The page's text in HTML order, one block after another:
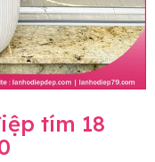
tím 18